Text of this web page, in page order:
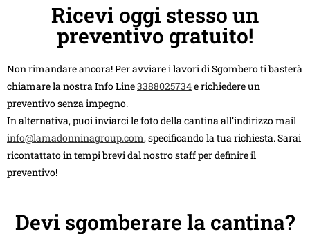
Ricevi oggi stesso un
preventivo gratuito!
Non rimandare ancora! Per avviare i lavori di Sgombero ti basterà
chiamare la nostra Info Line3388025734e richiedere un
preventivo senza impegno.
In alternativa, puoi inviarci le foto della cantina all’indirizzo mail
info@lamadonninagroup.com, specificando la tua richiesta. Sarai
ricontattato in tempi brevi dal nostro staff per definire il
preventivo!
Devi sgomberare la cantina?